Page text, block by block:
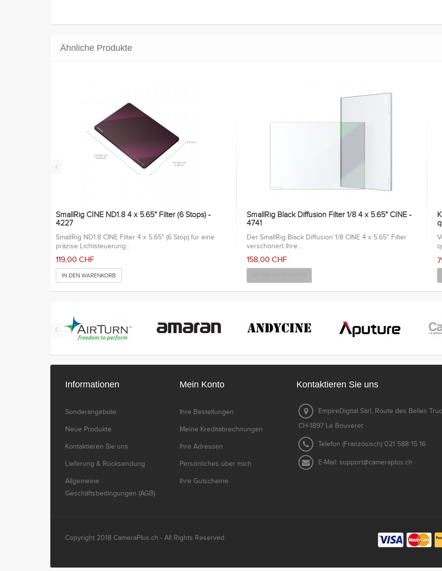
Ähnliche Produkte
‹
SmallRig CINE ND1.8 4 x 5.65" Filter (6 Stops) -
4227
SmallRig ND1.8 CINE Filter 4 x 5.65" (6 Stop) für eine
präzise Lichtsteuerung...
119,00 CHF
IN DEN WARENKORB
SmallRig Black Diffusion Filter 1/8 4 x 5.65" CINE -
4741
Der SmallRig Black Diffusion 1/8 CINE 4 x 5.65" Filter
verschönert Ihre...
158,00 CHF
Informationen
Sonderangebote
Neue Produkte
Kontaktieren Sie uns
Lieferung & Rücksendung
Allgemeine
Geschäftsbedingungen (AGB)
Mein Konto
Ihre Bestellungen
Meine Kreditabrechnungen
Ihre Adressen
Persönliches über mich
Ihre Gutscheine
Kontaktieren Sie uns
EmpireDigital Sàrl, Route des Belles
CH-1897 Le Bouveret
Telefon (Französisch) 021 588 15 16
E-Mail: support@cameraplus.ch
Copyright 2018 CameraPlus.ch - All Rights Reserved.